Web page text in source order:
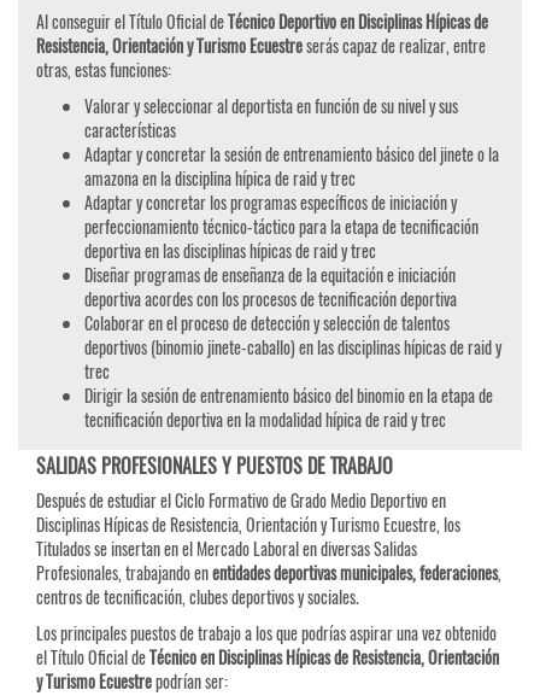
Al conseguir el Título Oficial deTécnico Deportivo en Disciplinas Hípicas de
Resistencia, Orientación y Turismo Ecuestreserás capaz de realizar, entre
otras, estas funciones:
Valorar y seleccionar al deportista en función de su nivel y sus
características
Adaptar y concretar la sesión de entrenamiento básico del jinete o la
amazona en la disciplina hípica de raid y trec
Adaptar y concretar los programas específicos de iniciación y
perfeccionamiento técnico-táctico para la etapa de tecnificación
deportiva en las disciplinas hípicas de raid y trec
Diseñar programas de enseñanza de la equitación e iniciación
deportiva acordes con los procesos de tecnificación deportiva
Colaborar en el proceso de detección y selección de talentos
deportivos (binomio jinete-caballo) en las disciplinas hípicas de raid y
trec
Dirigir la sesión de entrenamiento básico del binomio en la etapa de
tecnificación deportiva en la modalidad hípica de raid y trec
SALIDAS PROFESIONALES Y PUESTOS DE TRABAJO
Después de estudiar el Ciclo Formativo de Grado Medio Deportivo en
Disciplinas Hípicas de Resistencia, Orientación y Turismo Ecuestre, los
Titulados se insertan en el Mercado Laboral en diversas Salidas
Profesionales, trabajando enentidades deportivas municipales, federaciones,
centros de tecnificación, clubes deportivos y sociales.
Los principales puestos de trabajo a los que podrías aspirar una vez obtenido
el Título Oficial deTécnico en Disciplinas Hípicas de Resistencia, Orientación
y Turismo Ecuestrepodrían ser: